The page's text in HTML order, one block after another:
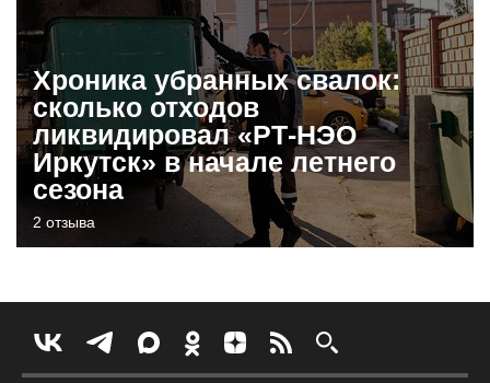
Хроника убранных свалок:
сколько отходов
ликвидировал «РТ-НЭО
Иркутск» в начале летнего
сезона
2 отзыва